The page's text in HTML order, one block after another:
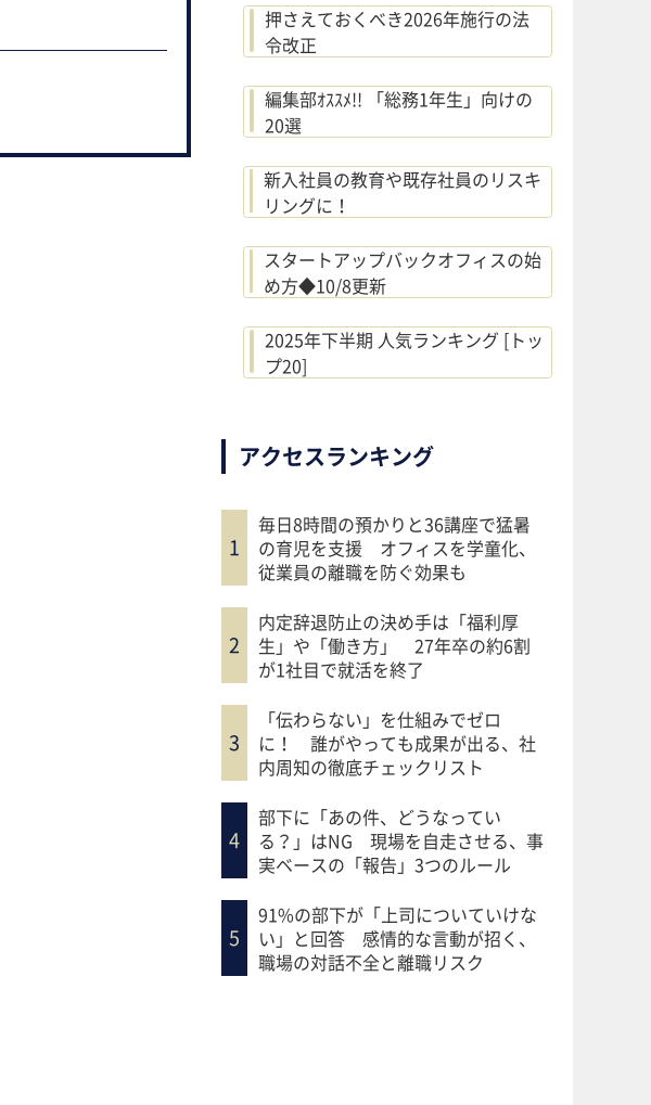
押さえておくべき2026年施行の法
令改正
編集部ｵｽｽﾒ!! 「総務1年生」向けの
20選
新入社員の教育や既存社員のリスキ
リングに！
スタートアップバックオフィスの始
め方◆10/8更新
2025年下半期 人気ランキング [トッ
プ20]
アクセスランキング
毎日8時間の預かりと36講座で猛暑
の育児を支援 オフィスを学童化、
従業員の離職を防ぐ効果も
内定辞退防止の決め手は「福利厚
生」や「働き方」 27年卒の約6割
が1社目で就活を終了
「伝わらない」を仕組みでゼロ
に！ 誰がやっても成果が出る、社
内周知の徹底チェックリスト
部下に「あの件、どうなってい
る？」はNG 現場を自走させる、事
実ベースの「報告」3つのルール
91%の部下が「上司についていけな
い」と回答 感情的な言動が招く、
職場の対話不全と離職リスク